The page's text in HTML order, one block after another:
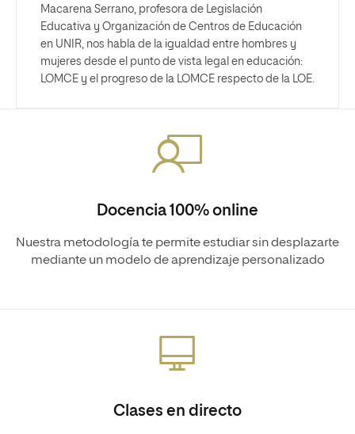
Macarena Serrano, profesora de Legislación
Educativa y Organización de Centros de Educación
en UNIR, nos habla de la igualdad entre hombres y
mujeres desde el punto de vista legal en educación:
LOMCE y el progreso de la LOMCE respecto de la LOE.
Docencia 100% online
Nuestra metodología te permite estudiar sin desplazarte
mediante un modelo de aprendizaje personalizado
Clases en directo